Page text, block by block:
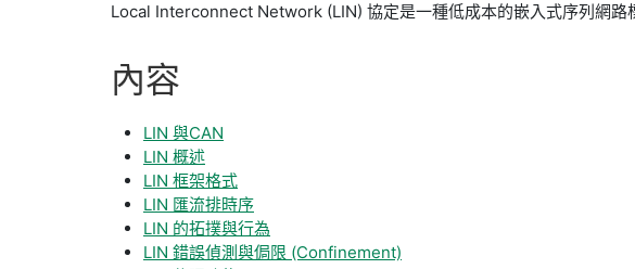
Local Interconnect Network (LIN) 協定是一種低成本的嵌入式序列網
內容
LIN 與CAN
LIN 概述
LIN 框架格式
LIN 匯流排時序
LIN 的拓撲與行為
LIN 錯誤偵測與侷限 (Confinement)